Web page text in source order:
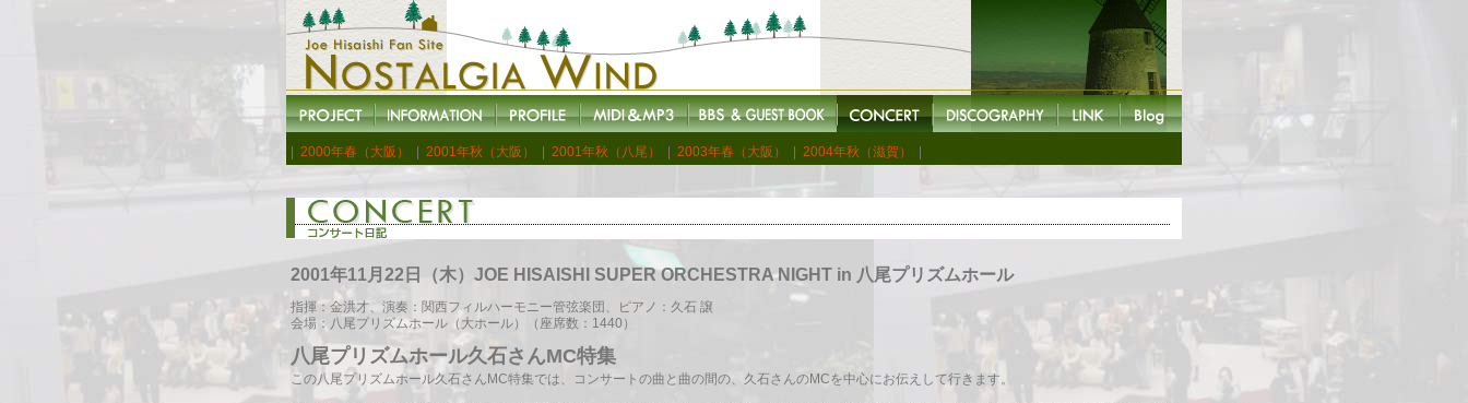
2000年春（大阪） 2001年秋（大阪） 2001年秋（八尾） 2003年春（大阪） 2004年秋（滋賀）
2001年11月22日（木）JOE HISAISHI SUPER ORCHESTRA NIGHT in 八尾プリズムホール
指揮：金洪才、演奏：関西フィルハーモニー管弦楽団、ピアノ：久石 譲
会場：八尾プリズムホール（大ホール）（座席数：1440）
八尾プリズムホール久石さんMC特集
この八尾プリズムホール久石さんMC特集では、コンサートの曲と曲の間の、久石さんのMCを中心にお伝えして行きます。